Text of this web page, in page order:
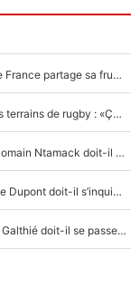
Mis de côté par Fabien Galthié, un joueur du XV de France partage sa frustration : «ils ne me l’ont pas dit tout de suite»
La raison d'être de Matthieu Jalibert en dehors des terrains de rugby : «Ça m'atteint autant que si tu touches à un membre de ma famille»
XV de France - Matthieu Jalibert a tout changé : Romain Ntamack doit-il s’inquiéter pour sa place à un an de la Coupe du monde ?
«Le XV de France est meilleur avec Lucu» : Antoine Dupont doit-il s’inquiéter pour sa place ?
Le XV de France a trouvé son remplaçant : Fabien Galthié doit-il se passer d'Antoine Dupont ?